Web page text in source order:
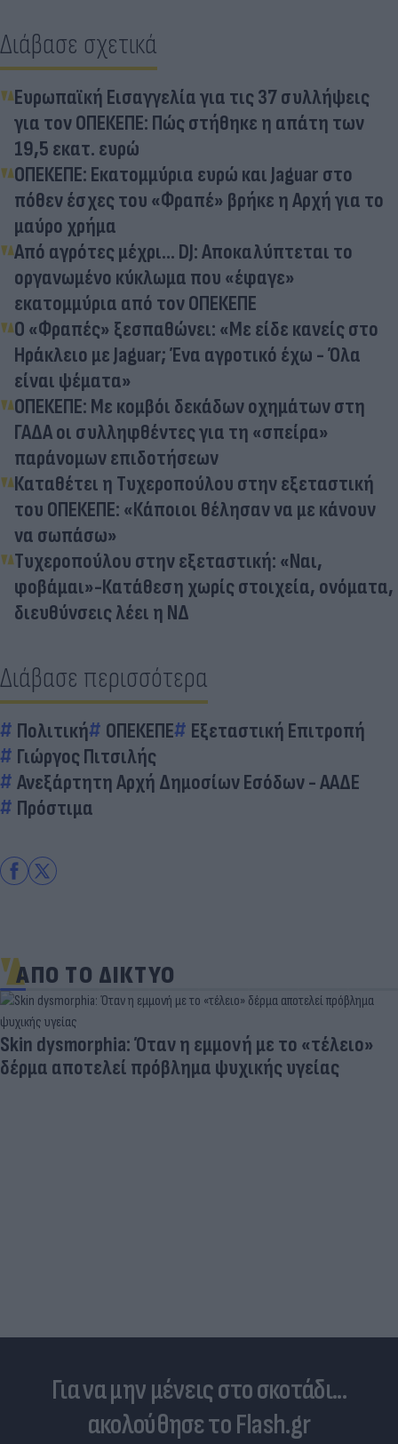
Διάβασε σχετικά
Ευρωπαϊκή Εισαγγελία για τις 37 συλλήψεις
για τον ΟΠΕΚΕΠΕ: Πώς στήθηκε η απάτη των
19,5 εκατ. ευρώ
ΟΠΕΚΕΠΕ: Εκατομμύρια ευρώ και Jaguar στο
πόθεν έσχες του «Φραπέ» βρήκε η Αρχή για το
μαύρο χρήμα
Από αγρότες μέχρι... DJ: Αποκαλύπτεται το
οργανωμένο κύκλωμα που «έφαγε»
εκατομμύρια από τον ΟΠΕΚΕΠΕ
Ο «Φραπές» ξεσπαθώνει: «Με είδε κανείς στο
Ηράκλειο με Jaguar; Ένα αγροτικό έχω - Όλα
είναι ψέματα»
ΟΠΕΚΕΠΕ: Με κομβόι δεκάδων οχημάτων στη
ΓΑΔΑ οι συλληφθέντες για τη «σπείρα»
παράνομων επιδοτήσεων
Καταθέτει η Τυχεροπούλου στην εξεταστική
του ΟΠΕΚΕΠΕ: «Κάποιοι θέλησαν να με κάνουν
να σωπάσω»
Τυχεροπούλου στην εξεταστική: «Ναι,
φοβάμαι»-Κατάθεση χωρίς στοιχεία, ονόματα,
διευθύνσεις λέει η ΝΔ
Διάβασε περισσότερα
Πολιτική ΟΠΕΚΕΠΕ
Εξεταστική Επιτροπή
Γιώργος Πιτσιλής
Ανεξάρτητη Αρχή Δημοσίων Εσόδων - ΑΑΔΕ
Πρόστιμα
ΑΠΟ ΤΟ ΔΙΚΤΥΟ
Skin dysmorphia: Όταν η εμμονή με το «τέλειο»
δέρμα αποτελεί πρόβλημα ψυχικής υγείας
Για να μην μένεις στο σκοτάδι...
ακολούθησε το Flash.gr